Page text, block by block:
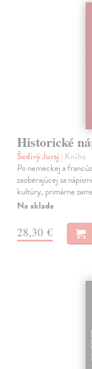
Historické
Šedivý Juraj | Kniha
Po nemeckej a
zaoberajúcej sa
kultúry, primárne
Na sklade
28,30 €